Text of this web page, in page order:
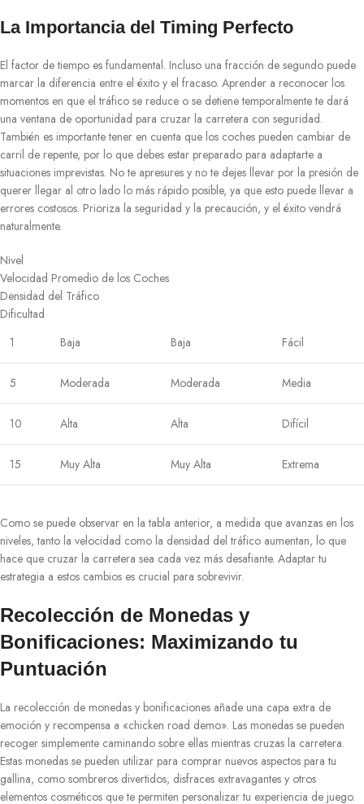
La Importancia del Timing Perfecto
El factor de tiempo es fundamental. Incluso una fracción de segundo puede
marcar la diferencia entre el éxito y el fracaso. Aprender a reconocer los
momentos en que el tráfico se reduce o se detiene temporalmente te dará
una ventana de oportunidad para cruzar la carretera con seguridad.
También es importante tener en cuenta que los coches pueden cambiar de
carril de repente, por lo que debes estar preparado para adaptarte a
situaciones imprevistas. No te apresures y no te dejes llevar por la presión de
querer llegar al otro lado lo más rápido posible, ya que esto puede llevar a
errores costosos. Prioriza la seguridad y la precaución, y el éxito vendrá
naturalmente.
Nivel
Velocidad Promedio de los Coches
Densidad del Tráfico
Dificultad
1
Baja Baja Fácil
5 Moderada Moderada Media
10 Alta Alta Difícil
15 Muy Alta Muy Alta Extrema
Como se puede observar en la tabla anterior, a medida que avanzas en los
niveles, tanto la velocidad como la densidad del tráfico aumentan, lo que
hace que cruzar la carretera sea cada vez más desafiante. Adaptar tu
estrategia a estos cambios es crucial para sobrevivir.
Recolección de Monedas y
Bonificaciones: Maximizando tu
Puntuación
La recolección de monedas y bonificaciones añade una capa extra de
emoción y recompensa a «chicken road demo». Las monedas se pueden
recoger simplemente caminando sobre ellas mientras cruzas la carretera.
Estas monedas se pueden utilizar para comprar nuevos aspectos para tu
gallina, como sombreros divertidos, disfraces extravagantes y otros
elementos cosméticos que te permiten personalizar tu experiencia de juego.